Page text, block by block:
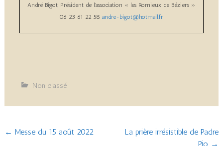
André Bigot, Président de l’association « les Romieux de Béziers »
06 23 61 22 58andre-bigot@hotmail.fr
Non classé
Post
← Messe du 15 août 2022
La prière irrésistible de Padre
Pio →